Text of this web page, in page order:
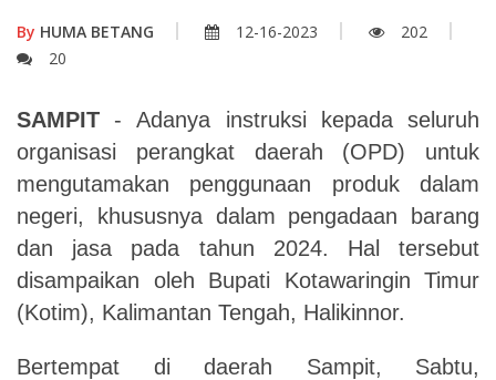
By HUMA BETANG 12-16-2023
202
20
SAMPIT - Adanya instruksi kepada seluruh
organisasi perangkat daerah (OPD) untuk
mengutamakan penggunaan produk dalam
negeri, khususnya dalam pengadaan barang
dan jasa pada tahun 2024. Hal tersebut
disampaikan oleh Bupati Kotawaringin Timur
(Kotim), Kalimantan Tengah, Halikinnor.
Bertempat di daerah Sampit, Sabtu,